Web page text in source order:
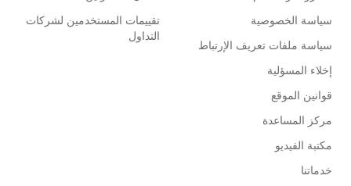
سياسة الخصوصية
سياسة ملفات تعريف الإرتباط
إخلاء المسؤلية
قوانين الموقع
مركز المساعدة
مكتبة الفيديو
خدماتنا
تقييمات المستخدمين لشركات
التداول